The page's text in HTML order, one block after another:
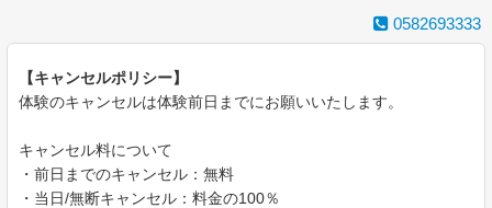
0582693333
【キャンセルポリシー】
体験のキャンセルは体験前日までにお願いいたします。
キャンセル料について
・前日までのキャンセル：無料
・当日/無断キャンセル：料金の100％